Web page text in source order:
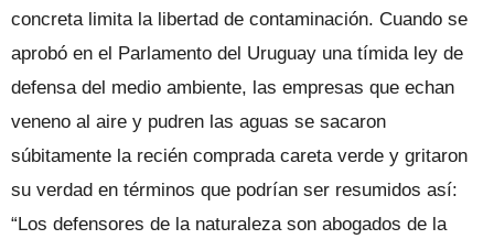
concreta limita la libertad de contaminación. Cuando se
aprobó en el Parlamento del Uruguay una tímida ley de
defensa del medio ambiente, las empresas que echan
veneno al aire y pudren las aguas se sacaron
súbitamente la recién comprada careta verde y gritaron
su verdad en términos que podrían ser resumidos así:
“Los defensores de la naturaleza son abogados de la